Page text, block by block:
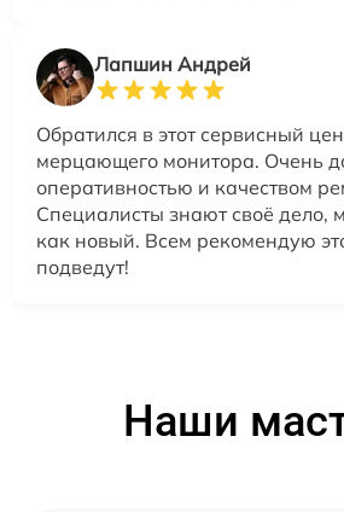
Лапшин Андрей
Обратился в этот сервисный
мерцающего монитора. Очень
оперативностью и качеством
Специалисты знают своё дело,
как новый. Всем рекомендую
подведут!
Наши